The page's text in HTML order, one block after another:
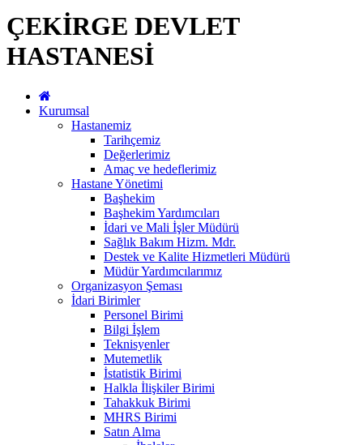
ÇEKİRGE DEVLET
HASTANESİ
Kurumsal
Hastanemiz
Tarihçemiz
Değerlerimiz
Amaç ve hedeflerimiz
Hastane Yönetimi
Başhekim
Başhekim Yardımcıları
İdari ve Mali İşler Müdürü
Sağlık Bakım Hizm. Mdr.
Destek ve Kalite Hizmetleri Müdürü
Müdür Yardımcılarımız
Organizasyon Şeması
İdari Birimler
Personel Birimi
Bilgi İşlem
Teknisyenler
Mutemetlik
İstatistik Birimi
Halkla İlişkiler Birimi
Tahakkuk Birimi
MHRS Birimi
Satın Alma